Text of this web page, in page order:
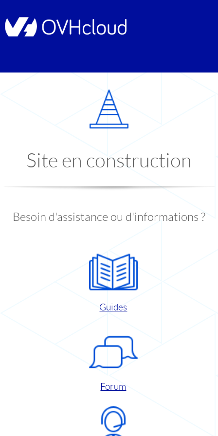
Site en construction
Besoin d'assistance ou d'informations ?
Guides
Forum